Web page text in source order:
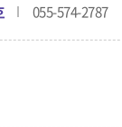
055-574-2787